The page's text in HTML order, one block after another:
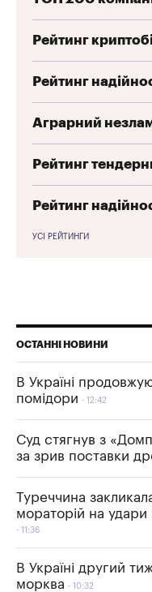
Рейтинг
Рейтинг
Аграрний
Рейтинг
Рейтинг
УСІ РЕЙТИНГИ
ОСТАННІ НОВИНИ
В Україні
помідори
12:42
Суд стягнув з
за зрив поставки
Туреччина
мораторій на
11:36
В Україні другий
морква
10:32